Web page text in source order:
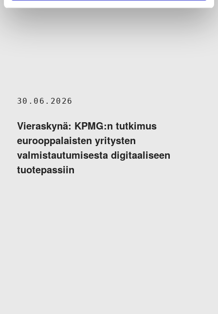
30.06.2026
Vieraskynä: KPMG:n tutkimus
eurooppalaisten yritysten
valmistautumisesta digitaaliseen
tuotepassiin